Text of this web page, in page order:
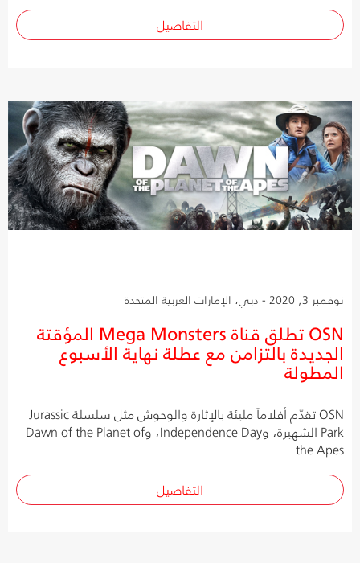
التفاصيل
نوفمبر 3, 2020 - دبي، الإمارات العربية المتحدة
OSN تطلق قناة Mega Monsters المؤقتة
الجديدة بالتزامن مع عطلة نهاية الأسبوع
المطولة
OSN تقدّم أفلاماً مليئة بالإثارة والوحوش مثل سلسلة Jurassic
Park الشهيرة، وIndependence Day، وDawn of the Planet of
the Apes
التفاصيل